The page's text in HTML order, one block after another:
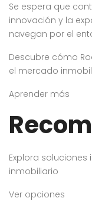
Se espera que
innovación y la
navegan por el
Descubre cómo
el mercado
Aprender más
Explora
inmobiliario
Ver opciones